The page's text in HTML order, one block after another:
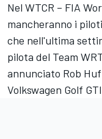
Nel WTCR – FIA
mancheranno i
che nell'ultima
pilota del Team
annunciato Rob
Volkswagen Golf